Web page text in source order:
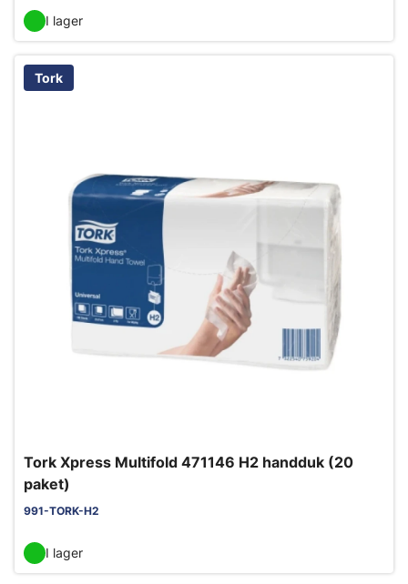
I lager
Tork
Tork Xpress Multifold 471146 H2 handduk (20
paket)
991-TORK-H2
I lager